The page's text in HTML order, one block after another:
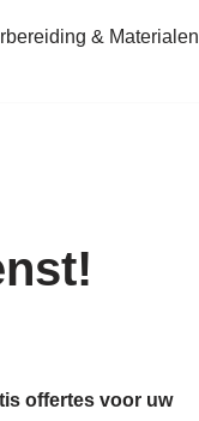
& Materialen
offertes voor uw